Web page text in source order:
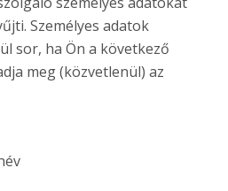
Személyes adatok
sor, ha Ön a következő
meg (közvetlenül) az